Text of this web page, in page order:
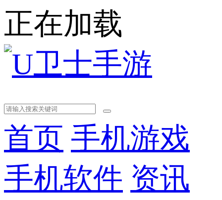
正在加载
首页 手机游戏
手机软件 资讯